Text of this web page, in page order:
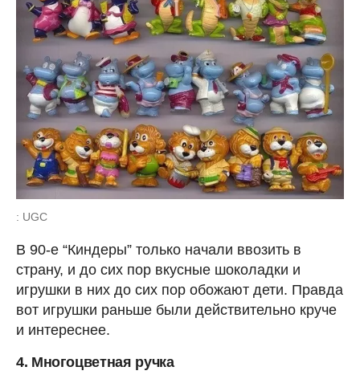
: UGC
В 90-е “Киндеры” только начали ввозить в
страну, и до сих пор вкусные шоколадки и
игрушки в них до сих пор обожают дети. Правда
вот игрушки раньше были действительно круче
и интереснее.
4. Многоцветная ручка